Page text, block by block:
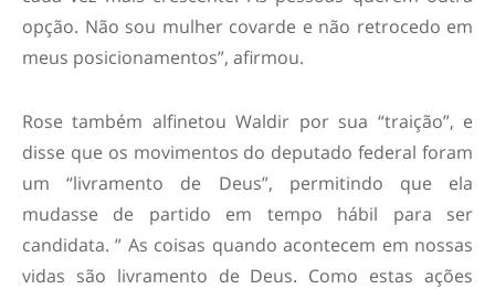
opção. Não sou mulher covarde e não retrocedo em
meus posicionamentos”, afirmou.
Rose também alfinetou Waldir por sua “traição”, e
disse que os movimentos do deputado federal foram
um “livramento de Deus”, permitindo que ela
mudasse de partido em tempo hábil para ser
candidata. ” As coisas quando acontecem em nossas
vidas são livramento de Deus. Como estas ações